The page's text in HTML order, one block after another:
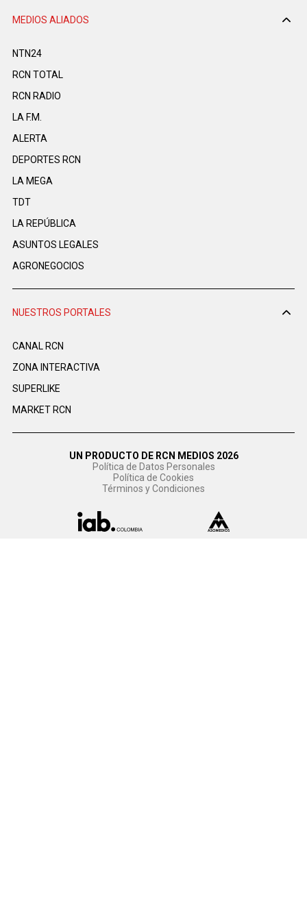
MEDIOS ALIADOS
NTN24
RCN TOTAL
RCN RADIO
LA F.M.
ALERTA
DEPORTES RCN
LA MEGA
TDT
LA REPÚBLICA
ASUNTOS LEGALES
AGRONEGOCIOS
NUESTROS PORTALES
CANAL RCN
ZONA INTERACTIVA
SUPERLIKE
MARKET RCN
UN PRODUCTO DE RCN MEDIOS 2026
Política de Datos Personales
Política de Cookies
Términos y Condiciones